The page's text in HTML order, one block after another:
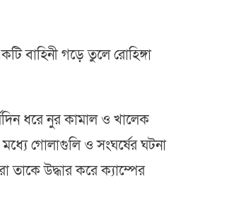
বাহিনী গড়ে তুলে রোহিঙ্গা
ধরে নুর কামাল ও খালেক
গোলাগুলি ও সংঘর্ষের ঘটনা
তাকে উদ্ধার করে ক্যাম্পের